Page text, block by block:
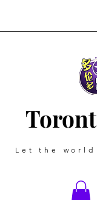
Let the world